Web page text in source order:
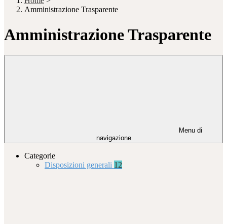
Amministrazione Trasparente
Amministrazione Trasparente
Menu di
navigazione
Categorie
Disposizioni generali 12